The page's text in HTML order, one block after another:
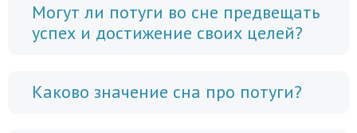
Могут ли потуги во сне предвещать
успех и достижение своих целей?
Каково значение сна про потуги?